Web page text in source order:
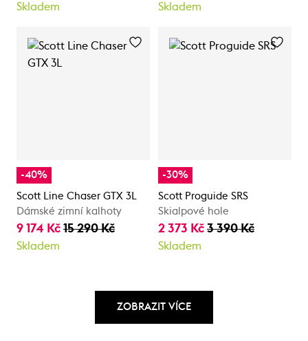
Skladem Skladem
-40%
Scott Line Chaser GTX 3L
Dámské zimní kalhoty
9 174 Kč 15 290 Kč
Skladem
-30%
Scott Proguide SRS
Skialpové hole
2 373 Kč 3 390 Kč
Skladem
ZOBRAZIT VÍCE